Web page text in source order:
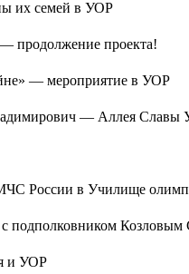
их семей в УОР
продолжение проекта!
— мероприятие в УОР
— Аллея Славы
России в Училище
подполковником
и УОР